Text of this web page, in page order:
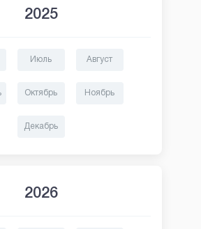
2025
Июль Август
Октябрь Ноябрь
Декабрь
2026